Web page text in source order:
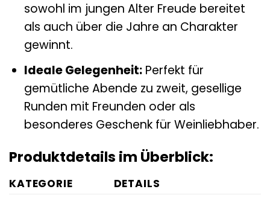
sowohl im jungen Alter Freude bereitet
als auch über die Jahre an Charakter
gewinnt.
Ideale Gelegenheit:Perfekt für
gemütliche Abende zu zweit, gesellige
Runden mit Freunden oder als
besonderes Geschenk für Weinliebhaber.
Produktdetails im Überblick:
KATEGORIE
DETAILS